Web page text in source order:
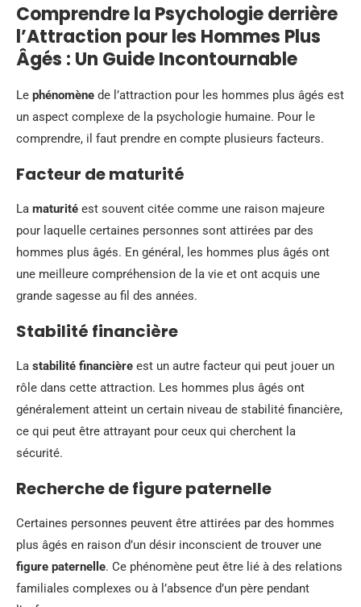
Comprendre la Psychologie derrière
l’Attraction pour les Hommes Plus
Âgés : Un Guide Incontournable
Le phénomène de l’attraction pour les hommes plus âgés est
un aspect complexe de la psychologie humaine. Pour le
comprendre, il faut prendre en compte plusieurs facteurs.
Facteur de maturité
La maturité est souvent citée comme une raison majeure
pour laquelle certaines personnes sont attirées par des
hommes plus âgés. En général, les hommes plus âgés ont
une meilleure compréhension de la vie et ont acquis une
grande sagesse au fil des années.
Stabilité financière
La stabilité financière est un autre facteur qui peut jouer un
rôle dans cette attraction. Les hommes plus âgés ont
généralement atteint un certain niveau de stabilité financière,
ce qui peut être attrayant pour ceux qui cherchent la
sécurité.
Recherche de figure paternelle
Certaines personnes peuvent être attirées par des hommes
plus âgés en raison d’un désir inconscient de trouver une
figure paternelle. Ce phénomène peut être lié à des relations
familiales complexes ou à l’absence d’un père pendant